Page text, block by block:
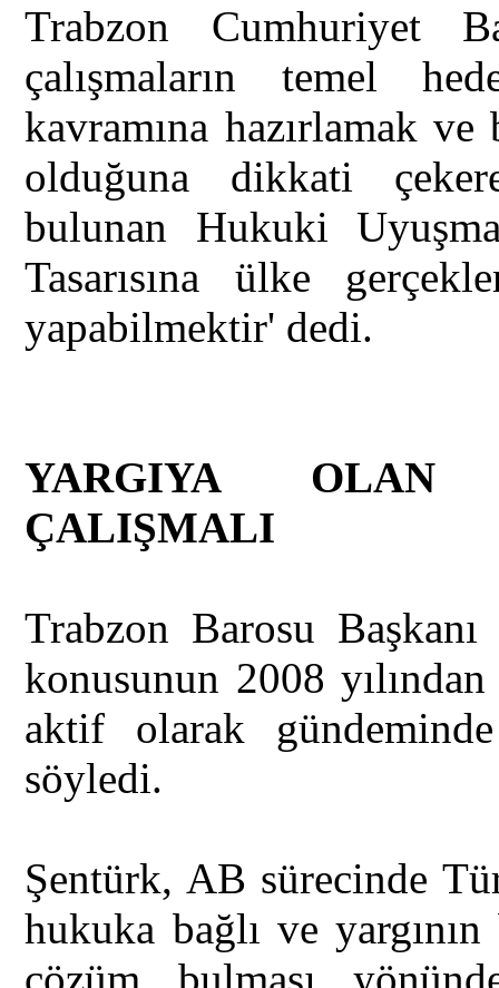
Trabzon Cumhuriyet
çalışmaların temel
kavramına hazırlamak
olduğuna dikkati
bulunan Hukuki
Tasarısına ülke
yapabilmektir' dedi.
YARGIYA OLAN
ÇALIŞMALI
Trabzon Barosu
konusunun 2008
aktif olarak
söyledi.
Şentürk, AB sürecinde
hukuka bağlı ve
çözüm bulması